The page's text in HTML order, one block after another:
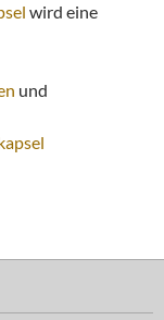
wird eine
und